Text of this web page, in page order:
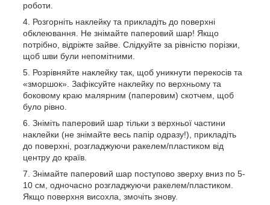
роботи.
Розгорніть наклейку та прикладіть до поверхні
обклеювання. Не знімайте паперовий шар! Якщо
потрібно, відріжте зайве. Слідкуйте за рівністю порізки,
щоб шви були непомітними.
Розрівняйте наклейку так, щоб уникнути перекосів та
«зморшок». Зафіксуйте наклейку по верхньому та
боковому краю малярним (паперовим) скотчем, щоб
було рівно.
Зніміть паперовий шар тільки з верхньої частини
наклейки (не знімайте весь папір одразу!), прикладіть
до поверхні, розгладжуючи ракелем/пластиком від
центру до країв.
Знімайте паперовий шар поступово зверху вниз по 5-
10 см, одночасно розгладжуючи ракелем/пластиком.
Якщо поверхня висохла, змочіть знову.